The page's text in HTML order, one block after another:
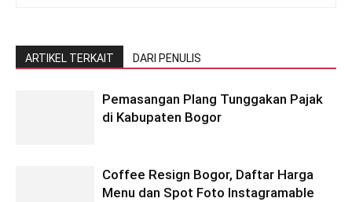
ARTIKEL TERKAIT DARI PENULIS
Pemasangan Plang Tunggakan Pajak
di Kabupaten Bogor
Coffee Resign Bogor, Daftar Harga
Menu dan Spot Foto Instagramable